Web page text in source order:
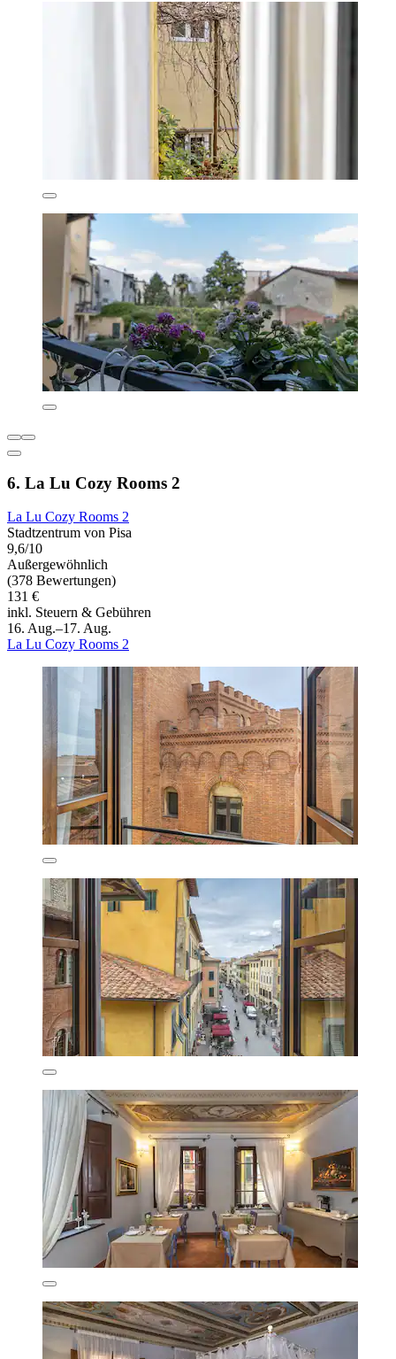
6. La Lu Cozy Rooms 2
La Lu Cozy Rooms 2
Stadtzentrum von Pisa
9,6/10
Außergewöhnlich
(378 Bewertungen)
131 €
inkl. Steuern & Gebühren
16. Aug.–17. Aug.
La Lu Cozy Rooms 2